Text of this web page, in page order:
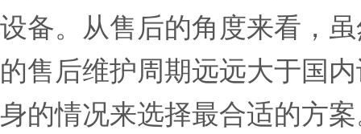
设备。 从售后的角度来看 ，
的售后维护周期远远大于国内
身的情况来选择最合适的方案